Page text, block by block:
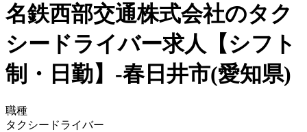
名鉄西部交通株式会社のタク
シードライバー求人【シフト
制・日勤】-春日井市(愛知県)
職種
タクシードライバー